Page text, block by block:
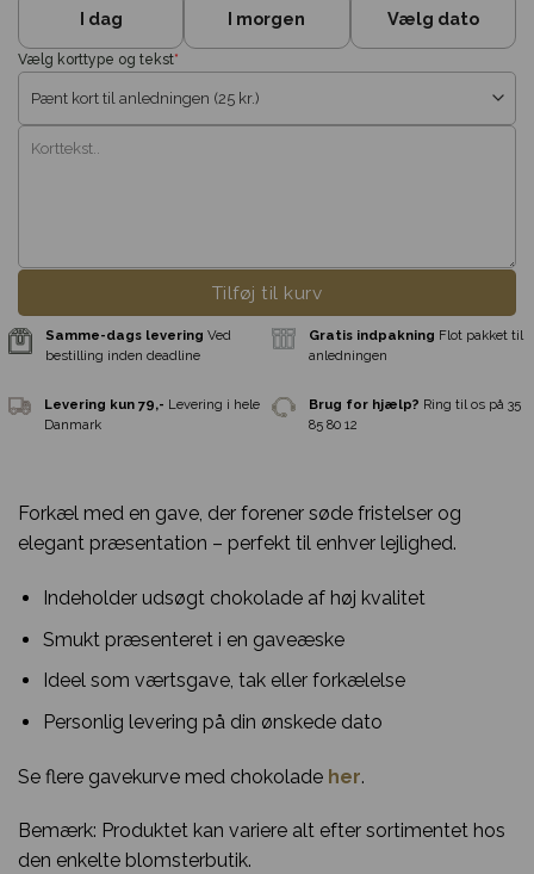
Forkæl med en gave, der forener søde fristelser og
elegant præsentation – perfekt til enhver lejlighed.
Indeholder udsøgt chokolade af høj kvalitet
Smukt præsenteret i en gaveæske
Ideel som værtsgave, tak eller forkælelse
Personlig levering på din ønskede dato
Se flere gavekurve med chokolade her.
Bemærk: Produktet kan variere alt efter sortimentet hos
den enkelte blomsterbutik.
I dag I morgen Vælg dato
*
Vælg korttype og tekst
Tilføj til kurv
Samme-dags leveringVed
Levering kun 79,-Levering i hele
Brug for hjælp?